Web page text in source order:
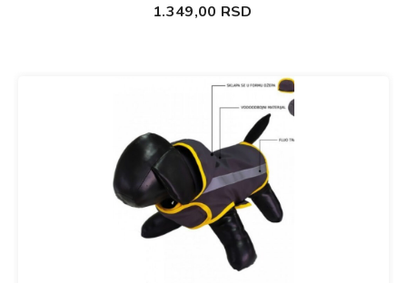
1.349,00 RSD